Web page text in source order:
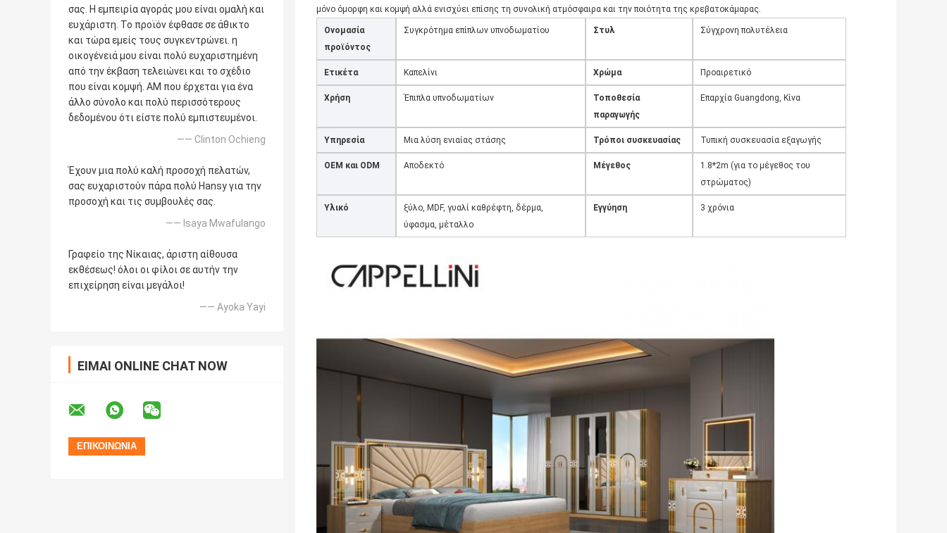
σας. Η εμπειρία αγοράς μου είναι ομαλή και
ευχάριστη. Το προϊόν έφθασε σε άθικτο
και τώρα εμείς τους συγκεντρώνει. η
οικογένειά μου είναι πολύ ευχαριστημένη
από την έκβαση τελειώνει και το σχέδιο
που είναι κομψή. AM που έρχεται για ένα
άλλο σύνολο και πολύ περισσότερους
δεδομένου ότι είστε πολύ εμπιστευμένοι.
—— Clinton Ochieng
Έχουν μια πολύ καλή προσοχή πελατών,
σας ευχαριστούν πάρα πολύ Hansy για την
προσοχή και τις συμβουλές σας.
—— Isaya Mwafulango
Γραφείο της Νίκαιας, άριστη αίθουσα
εκθέσεως! όλοι οι φίλοι σε αυτήν την
επιχείρηση είναι μεγάλοι!
—— Ayoka Yayi
ΕΊΜΑΙ ONLINE CHAT NOW
μόνο όμορφη και κομψή αλλά ενισχύει επίσης τη συνολική ατμόσφαιρα και την ποιότητα της κρεβατοκάμαρας.
Ονομασία
προϊόντος
Συγκρότημα επίπλων υπνοδωματίου Στυλ Σύγχρονη πολυτέλεια
Ετικέτα Καπελίνι Χρώμα Προαιρετικό
Χρήση Έπιπλα υπνοδωματίων
Τοποθεσία
παραγωγής
Επαρχία Guangdong, Κίνα
Υπηρεσία Μια λύση ενιαίας στάσης Τρόποι συσκευασίας Τυπική συσκευασία εξαγωγής
OEM και ODM Αποδεκτό Μέγεθος
1.8*2m (για το μέγεθος του
στρώματος)
Υλικό
ξύλο, MDF, γυαλί καθρέφτη, δέρμα,
ύφασμα, μέταλλο
Εγγύηση 3 χρόνια